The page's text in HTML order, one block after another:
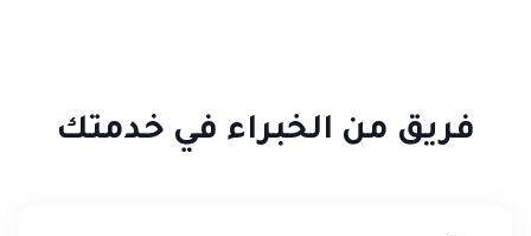
فريق من الخبراء في خدمتك